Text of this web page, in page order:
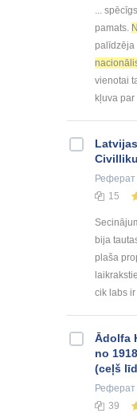
...
pamats.
palīdzēja
vienotai
kļuva
Реферат
15
bija
plaša
cik labs
Ādolfa
no
(ceļš
Реферат
39